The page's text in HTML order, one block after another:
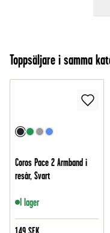
Toppsäljare i samma
Coros Pace 2 Armband i
resår, Svart
I lager